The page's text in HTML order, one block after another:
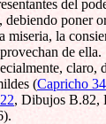
del
debiendo poner
miseria, la
de ella.
claro,
(Capricho 34
22, Dibujos B.82,